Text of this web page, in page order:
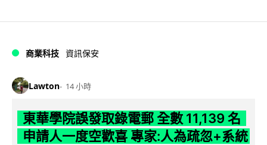
商業科技 資訊保安
Lawton 14 小時
東華學院誤發取錄電郵 全數 11,139 名
申請人一度空歡喜 專家:人為疏忽+系統